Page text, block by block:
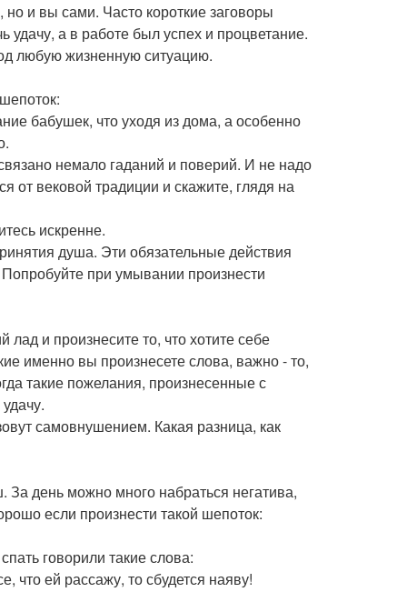
но и вы сами. Часто короткие заговоры
удачу, а в работе был успех и процветание.
любую жизненную ситуацию.
бабушек, что уходя из дома, а особенно
немало гаданий и поверий. И не надо
от вековой традиции и скажите, глядя на
искренне.
душа. Эти обязательные действия
при умывании произнести
и произнесите то, что хотите себе
именно вы произнесете слова, важно - то,
такие пожелания, произнесенные с
самовнушением. Какая разница, как
день можно много набраться негатива,
если произнести такой шепоток:
говорили такие слова:
ей рассажу, то сбудется наяву!